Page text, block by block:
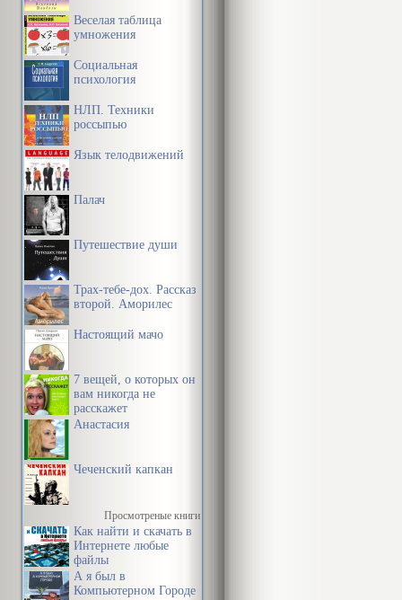
Веселая таблица
умножения
Социальная
психология
НЛП. Техники
россыпью
Язык телодвижений
Палач
Путешествие души
Трах-тебе-дох. Рассказ
второй. Аморилес
Настоящий мачо
7 вещей, о которых он
вам никогда не
расскажет
Анастасия
Чеченский капкан
Просмотреные книги
Как найти и скачать в
Интернете любые
файлы
А я был в
Компьютерном Городе